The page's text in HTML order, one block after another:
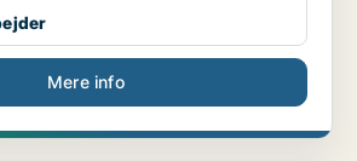
Mere info